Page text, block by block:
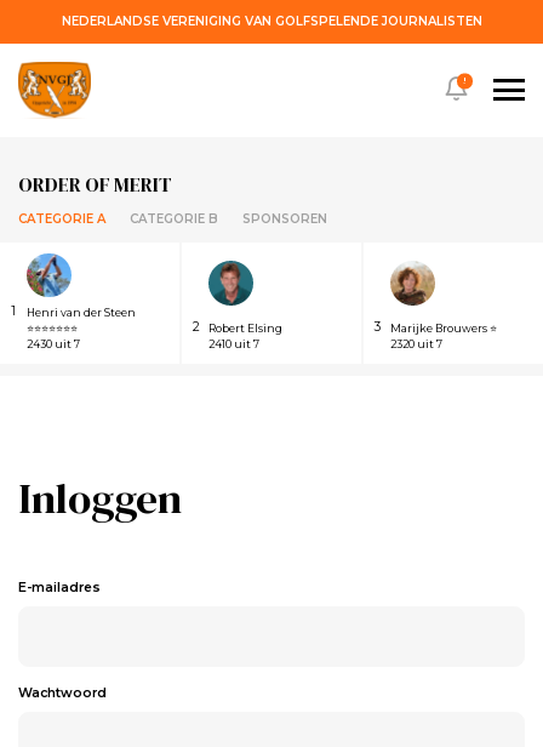
NEDERLANDSE VERENIGING VAN GOLFSPELENDE JOURNALISTEN
ORDER OF MERIT
CATEGORIE A CATEGORIE B SPONSOREN
1
Henri van der Steen
⭐⭐⭐⭐⭐⭐⭐
2430 uit 7
2
Robert Elsing
2410 uit 7
3
Marijke Brouwers ⭐
2320 uit 7
!
Inloggen
E-mailadres
Wachtwoord